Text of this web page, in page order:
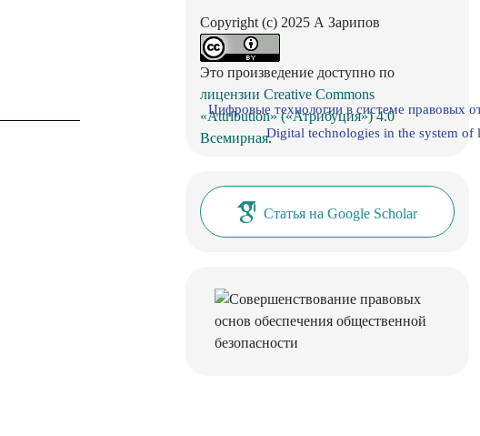
Цифровые технологии в системе правовых
Digital technologies in the system of
Copyright (c) 2025 А Зарипов
Это произведение доступно по
лицензии Creative Commons
«Attribution» («Атрибуция») 4.0
Всемирная.
Статья на Google Scholar